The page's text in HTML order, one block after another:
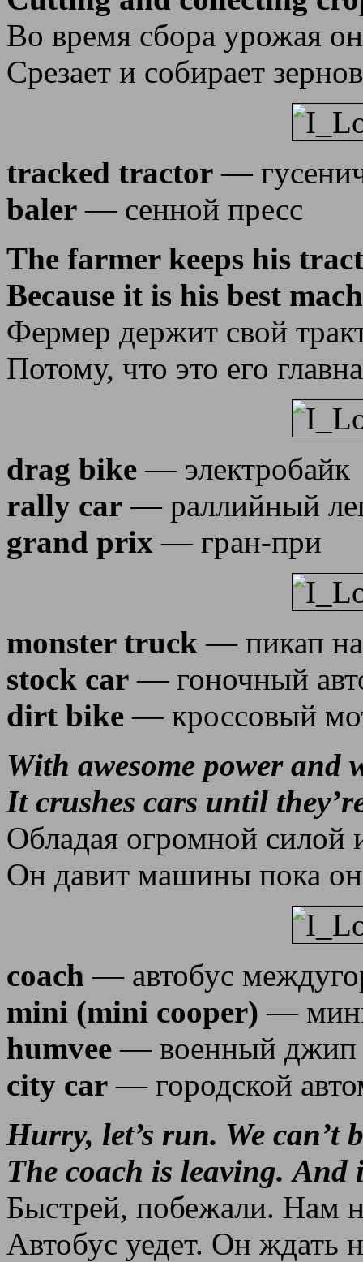
Во время сбора урожая
Срезает и собирает
tracked tractor —
baler — сенной пресс
The farmer keeps his
Because it is his best
Фермер держит свой
Потому, что это его
drag bike — электробайк
rally car — раллийный
grand prix — гран-при
monster truck — пикап
stock car — гоночный
dirt bike — кроссовый
With awesome power and
It crushes cars until
Обладая огромной силой
Он давит машины пока
coach — автобус
mini (mini cooper) —
humvee — военный джип
city car — городской
Hurry, let’s run. We can’t
The coach is leaving. And
Быстрей, побежали. Нам
Автобус уедет. Он ждать